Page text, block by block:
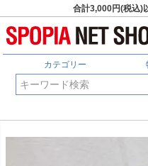
合計3,000円(税込)
カテゴリー